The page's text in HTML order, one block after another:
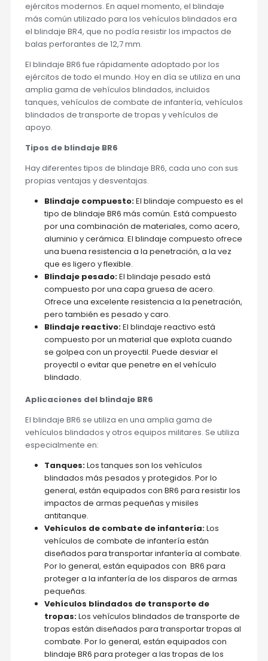
ejércitos modernos. En aquel momento, el blindaje
más común utilizado para los vehículos blindados era
el blindaje BR4, que no podía resistir los impactos de
balas perforantes de 12,7 mm.
El blindaje BR6 fue rápidamente adoptado por los
ejércitos de todo el mundo. Hoy en día se utiliza en una
amplia gama de vehículos blindados, incluidos
tanques, vehículos de combate de infantería, vehículos
blindados de transporte de tropas y vehículos de
apoyo.
Tipos de blindaje BR6
Hay diferentes tipos de blindaje BR6, cada uno con sus
propias ventajas y desventajas.
Blindaje compuesto:El blindaje compuesto es el
tipo de blindaje BR6 más común. Está compuesto
por una combinación de materiales, como acero,
aluminio y cerámica. El blindaje compuesto ofrece
una buena resistencia a la penetración, a la vez
que es ligero y flexible.
Blindaje pesado:El blindaje pesado está
compuesto por una capa gruesa de acero.
Ofrece una excelente resistencia a la penetración,
pero también es pesado y caro.
Blindaje reactivo:El blindaje reactivo está
compuesto por un material que explota cuando
se golpea con un proyectil. Puede desviar el
proyectil o evitar que penetre en el vehículo
blindado.
Aplicaciones del blindaje BR6
El blindaje BR6 se utiliza en una amplia gama de
vehículos blindados y otros equipos militares. Se utiliza
especialmente en:
Tanques:Los tanques son los vehículos
blindados más pesados y protegidos. Por lo
general, están equipados con BR6 para resistir los
impactos de armas pequeñas y misiles
antitanque.
Vehículos de combate de infantería:Los
vehículos de combate de infantería están
diseñados para transportar infantería al combate.
Por lo general, están equipados con BR6 para
proteger a la infantería de los disparos de armas
pequeñas.
Vehículos blindados de transporte de
tropas:Los vehículos blindados de transporte de
tropas están diseñados para transportar tropas al
combate. Por lo general, están equipados con
blindaje BR6 para proteger a las tropas de los